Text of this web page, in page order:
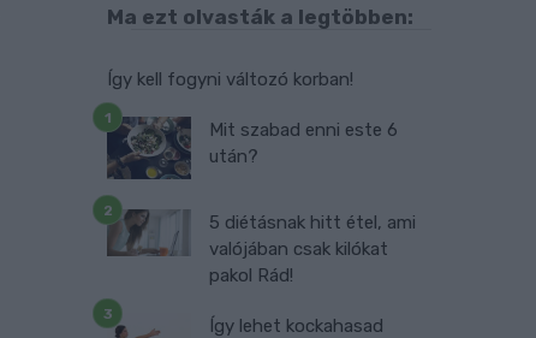
Ma ezt olvasták a legtöbben:
Így kell fogyni változó korban!
Mit szabad enni este 6
után?
5 diétásnak hitt étel, ami
valójában csak kilókat
pakol Rád!
Így lehet kockahasad